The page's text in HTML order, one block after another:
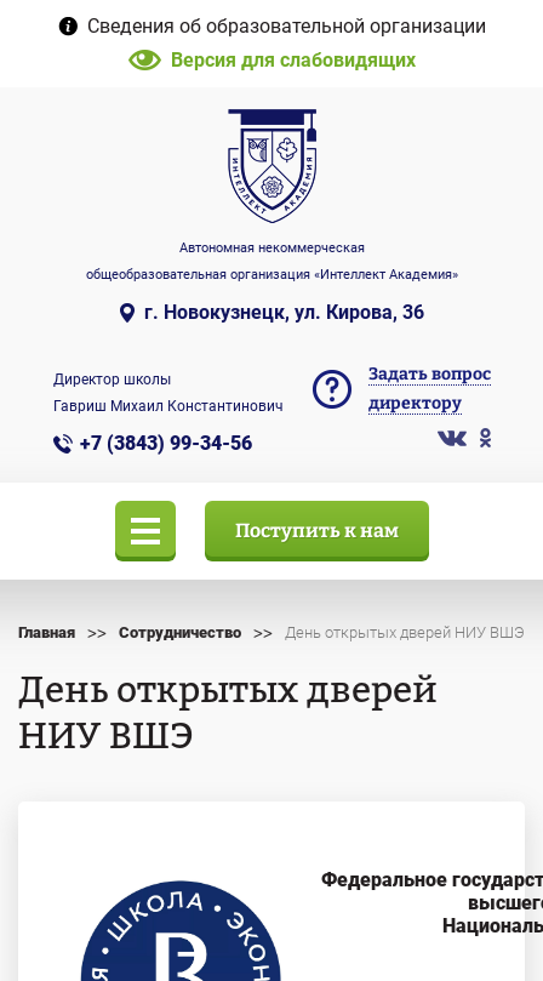
Сведения об образовательной организации
Версия для слабовидящих
Автономная некоммерческая
общеобразовательная организация «Интеллект Академия»
г. Новокузнецк, ул. Кирова, 36
Директор школы
Гавриш Михаил Константинович
+7 (3843) 99-34-56
Задать вопрос
директору
Поступить к нам
Главная >> Сотрудничество >> День открытых дверей НИУ ВШЭ
День открытых дверей
НИУ ВШЭ
Федеральное